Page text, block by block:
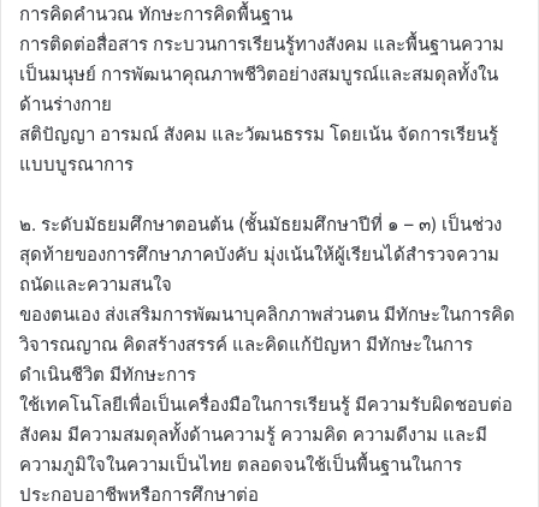
การคิดคำนวณ ทักษะการคิดพื้นฐาน
การติดต่อสื่อสาร กระบวนการเรียนรู้ทางสังคม และพื้นฐานความ
เป็นมนุษย์ การพัฒนาคุณภาพชีวิตอย่างสมบูรณ์และสมดุลทั้งใน
ด้านร่างกาย
สติปัญญา อารมณ์ สังคม และวัฒนธรรม โดยเน้น จัดการเรียนรู้
แบบบูรณาการ
๒. ระดับมัธยมศึกษาตอนต้น (ชั้นมัธยมศึกษาปีที่ ๑ – ๓) เป็นช่วง
สุดท้ายของการศึกษาภาคบังคับ มุ่งเน้นให้ผู้เรียนได้สำรวจความ
ถนัดและความสนใจ
ของตนเอง ส่งเสริมการพัฒนาบุคลิกภาพส่วนตน มีทักษะในการคิด
วิจารณญาณ คิดสร้างสรรค์ และคิดแก้ปัญหา มีทักษะในการ
ดำเนินชีวิต มีทักษะการ
ใช้เทคโนโลยีเพื่อเป็นเครื่องมือในการเรียนรู้ มีความรับผิดชอบต่อ
สังคม มีความสมดุลทั้งด้านความรู้ ความคิด ความดีงาม และมี
ความภูมิใจในความเป็นไทย ตลอดจนใช้เป็นพื้นฐานในการ
ประกอบอาชีพหรือการศึกษาต่อ